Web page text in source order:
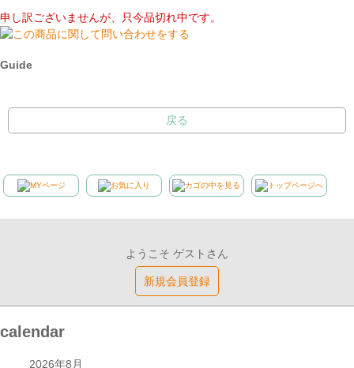
申し訳ございませんが、只今品切れ中です。
Guide
戻る
ようこそ ゲストさん
新規会員登録
calendar
2026年8月